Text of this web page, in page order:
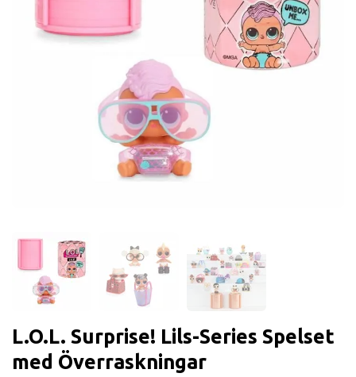
L.O.L. Surprise! Lils-Series Spelset
med Överraskningar